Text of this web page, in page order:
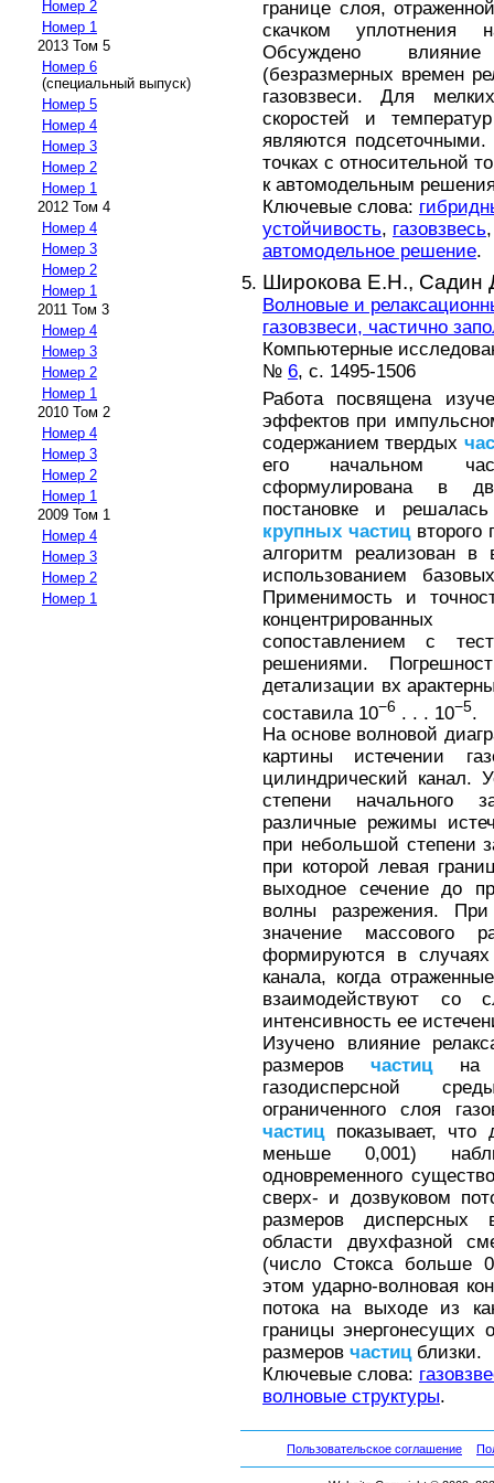
Номер 2
Номер 1
2013 Том 5
Номер 6
(специальный выпуск)
Номер 5
Номер 4
Номер 3
Номер 2
Номер 1
2012 Том 4
Номер 4
Номер 3
Номер 2
Номер 1
2011 Том 3
Номер 4
Номер 3
Номер 2
Номер 1
2010 Том 2
Номер 4
Номер 3
Номер 2
Номер 1
2009 Том 1
Номер 4
Номер 3
Номер 2
Номер 1
границе слоя,
скачком уплотнения
Обсуждено влияние
(безразмерных времен
газовзвеси. Для
скоростей и
являются
точках с относительной
к автомодельным
Ключевые слова:
устойчивость, газовзвесь
автомодельное решение.
Широкова Е.Н., Садин
Волновые и
газовзвеси, частично
Компьютерные
№ 6, с. 1495-1506
Работа посвящена
эффектов при
содержанием твердых
его начальном
сформулирована в
постановке и
крупных частицвторого
алгоритм реализован в
использованием
Применимость и
сопоставлением с
решениями.
детализации вх
составила 10−6 . . . 10−5.
На основе волновой
картины истечении
цилиндрический канал.
степени начального
различные режимы
при небольшой степени
при которой левая
выходное сечение до
волны разрежения. При
значение массового
формируются в случаях
канала, когда
взаимодействуют со
интенсивность ее
Изучено влияние
размеровчастицна
газодисперсной
ограниченного слоя
частицпоказывает,
меньше 0,001)
одновременного
сверх- и дозвуковом
размеров дисперсных
области двухфазной
(число Стокса больше
этом ударно-волновая
потока на выходе из
границы энергонесущих
размеров частицблизки.
Ключевые слова:
волновые структуры.
Пользовательское соглашение